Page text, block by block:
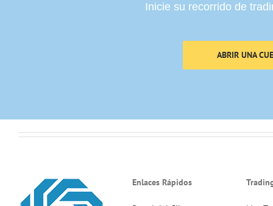
Inicie su recorrido de
ABRIR UNA
Enlaces Rápidos